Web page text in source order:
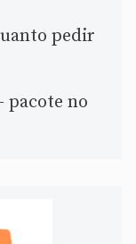
pedir
pacote no